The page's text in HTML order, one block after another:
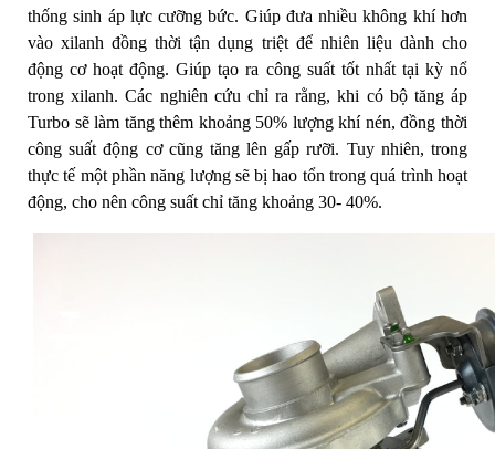
thống sinh áp lực cưỡng bức. Giúp đưa nhiều không khí hơn
vào xilanh đồng thời tận dụng triệt để nhiên liệu dành cho
động cơ hoạt động. Giúp tạo ra công suất tốt nhất tại kỳ nổ
trong xilanh. Các nghiên cứu chỉ ra rằng, khi có bộ tăng áp
Turbo sẽ làm tăng thêm khoảng 50% lượng khí nén, đồng thời
công suất động cơ cũng tăng lên gấp rưỡi. Tuy nhiên, trong
thực tế một phần năng lượng sẽ bị hao tổn trong quá trình hoạt
động, cho nên công suất chỉ tăng khoảng 30- 40%.